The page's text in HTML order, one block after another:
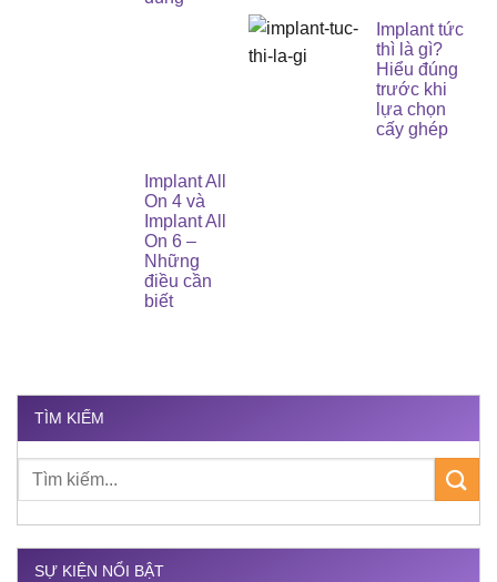
Implant tức
thì là gì?
Hiểu đúng
trước khi
lựa chọn
cấy ghép
Implant All
On 4 và
Implant All
On 6 –
Những
điều cần
biết
TÌM KIẾM
SỰ KIỆN NỔI BẬT